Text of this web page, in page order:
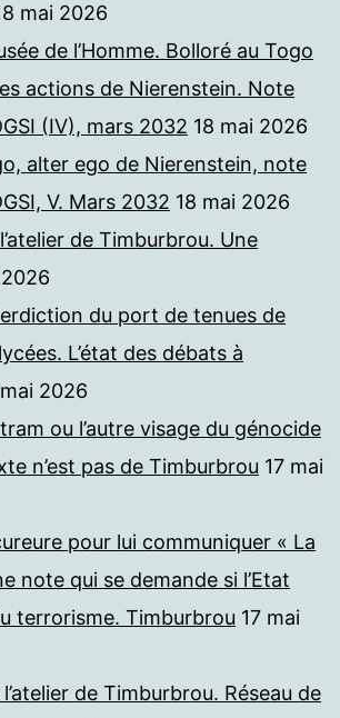
mai 2026
de l’Homme. Bolloré au Togo
actions de Nierenstein. Note
(IV), mars 2032 18 mai 2026
alter ego de Nierenstein, note
V. Mars 2032 18 mai 2026
de Timburbrou. Une
du port de tenues de
L’état des débats à
2026
ou l’autre visage du génocide
n’est pas de Timburbrou 17 mai
pour lui communiquer « La
note qui se demande si l’Etat
terrorisme. Timburbrou 17 mai
de Timburbrou. Réseau de